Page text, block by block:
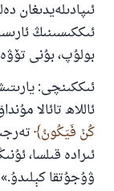
ئىپادىلەيدىغان
ئىككىسىنىڭ
بولۇپ، بۇنى
ئىككىنچى:
ئاللاھ تائالا
كُنْ فَيَكُونُ
ئىرادە قىلسا،
ۋۇجۇتقا كېلىدۇ.»